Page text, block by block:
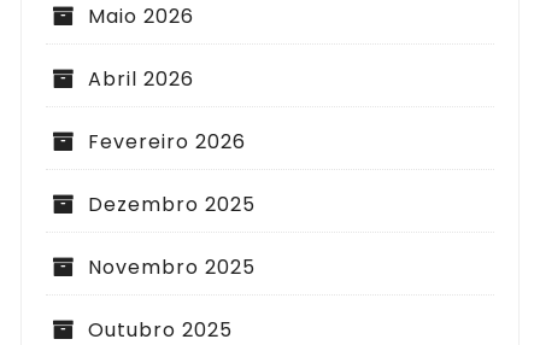
Maio 2026
Abril 2026
Fevereiro 2026
Dezembro 2025
Novembro 2025
Outubro 2025